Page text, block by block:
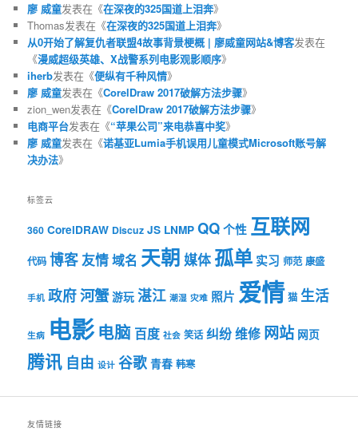
廖 威童发表在《在深夜的325国道上泪奔》
Thomas发表在《在深夜的325国道上泪奔》
从0开始了解复仇者联盟4故事背景梗概 | 廖威童网站&博客发表在
《漫威超级英雄、X战警系列电影观影顺序》
iherb发表在《便纵有千种风情》
廖 威童发表在《CorelDraw 2017破解方法步骤》
zion_wen发表在《CorelDraw 2017破解方法步骤》
电商平台发表在《“苹果公司”来电恭喜中奖》
廖 威童发表在《诺基亚Lumia手机误用儿童模式Microsoft账号解
决办法》
标签云
360 CorelDRAW Discuz JS LNMP QQ个性 互联网
代码 博客友情域名 天朝 媒体 孤单 实习 师范 康盛
手机 政府河蟹 游玩 湛江 潮湿 灾难 照片 爱情 猫 生活
生病 电影 电脑 百度 社会 笑话 纠纷维修 网站 网页
腾讯 自由 设计 谷歌 青春 韩寒
友情链接